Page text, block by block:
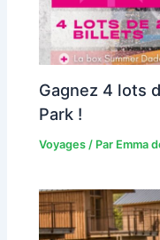
Gagnez 4 lots
Park !
Voyages / Par Emma